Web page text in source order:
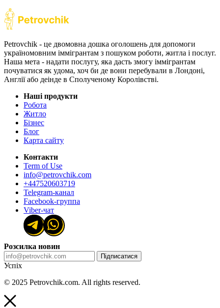
Petrovchik - це двомовна дошка оголошень для допомоги
україномовним іммігрантам з пошуком роботи, житла і послуг.
Наша мета - надати послугу, яка дасть змогу іммігрантам
почуватися як удома, хоч би де вони перебували в Лондоні,
Англії або деінде в Сполученому Королівстві.
Наші продукти
Робота
Житло
Бізнес
Блог
Карта сайту
Контакти
Term of Use
info@petrovchik.com
+447520603719
Telegram-канал
Facebook-группа
Viber-чат
Розсилка новин
Підписатися
Успіх
© 2025 Petrovchik.com. All rights reserved.